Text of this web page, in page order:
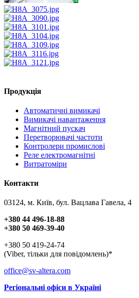
Продукція
Автоматичні вимикачі
Вимикачі навантаження
Магнітний пускач
Перетворювачі частоти
Контролери промислові
Реле електромагнітні
Витратоміри
Контакти
03124, м. Київ, бул. Вацлава Гавела, 4
+380 44 496-18-88
+380 50 469-39-40
+380 50 419-24-74
(Viber, тільки для повідомлень)*
office@sv-altera.com
Регіональні офіси в Україні